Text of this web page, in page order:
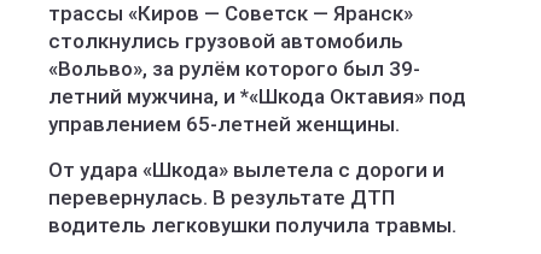
трассы «Киров — Советск — Яранск»
столкнулись грузовой автомобиль
«Вольво», за рулём которого был 39-
летний мужчина, и *«Шкода Октавия» под
управлением 65-летней женщины.
От удара «Шкода» вылетела с дороги и
перевернулась. В результате ДТП
водитель легковушки получила травмы.